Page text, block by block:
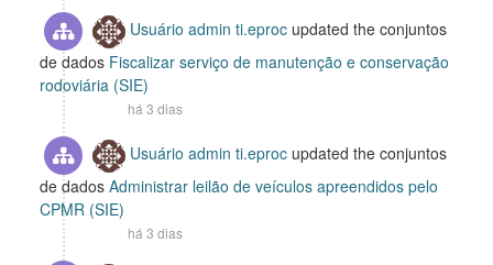
Usuário admin ti.eproc updated the conjuntos
de dados Fiscalizar serviço de manutenção e conservação
rodoviária (SIE)
há 3 dias
Usuário admin ti.eproc updated the conjuntos
de dados Administrar leilão de veículos apreendidos pelo
CPMR (SIE)
há 3 dias